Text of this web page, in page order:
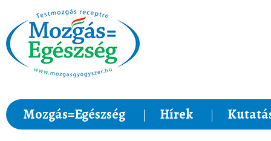
Mozgás=Egészség Hírek